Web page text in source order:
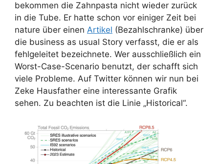
bekommen die Zahnpasta nicht wieder zurück
in die Tube. Er hatte schon vor einiger Zeit bei
nature über einen Artikel (Bezahlschranke) über
die business as usual Story verfasst, die er als
fehlgeleitet bezeichnete. Wer ausschließlich ein
Worst-Case-Scenario benutzt, der schafft sich
viele Probleme. Auf Twitter können wir nun bei
Zeke Hausfather eine interessante Grafik
sehen. Zu beachten ist die Linie „Historical“.